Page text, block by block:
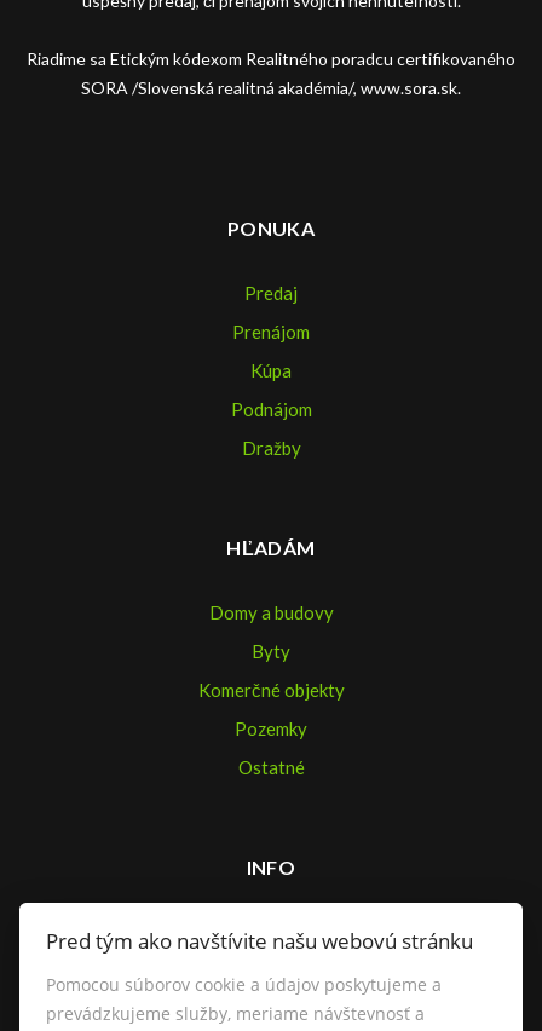
Riadime sa Etickým kódexom Realitného poradcu certifikovaného
SORA /Slovenská realitná akadémia/, www.sora.sk.
PONUKA
Predaj
Prenájom
Kúpa
Podnájom
Dražby
HĽADÁM
Domy a budovy
Byty
Komerčné objekty
Pozemky
Ostatné
INFO
Makléri
Kontakt
Pred tým ako navštívite našu webovú stránku
Pomocou súborov cookie a údajov poskytujeme a
prevádzkujeme služby, meriame návštevnosť a